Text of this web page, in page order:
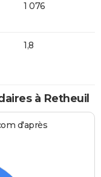
1 076
1,8
à Retheuil
d'après